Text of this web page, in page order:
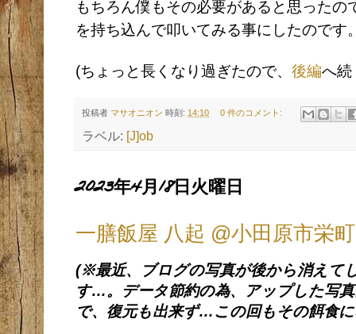
もちろん僕もその必要があると思ったの
を持ち込んで叩いてみる事にしたのです
(ちょっと長くなり過ぎたので、 後編へ続
投稿者 マサオニオン 時刻: 14:10 0 件のコメント:
ラベル: [J]ob
2023年4月18日火曜日
一膳飯屋 八起 @小田原市栄町
(※最近、ブログの写真が後から消えて
す…。データ節約の為、アップした写
で、復元も出来ず…この回もその餌食